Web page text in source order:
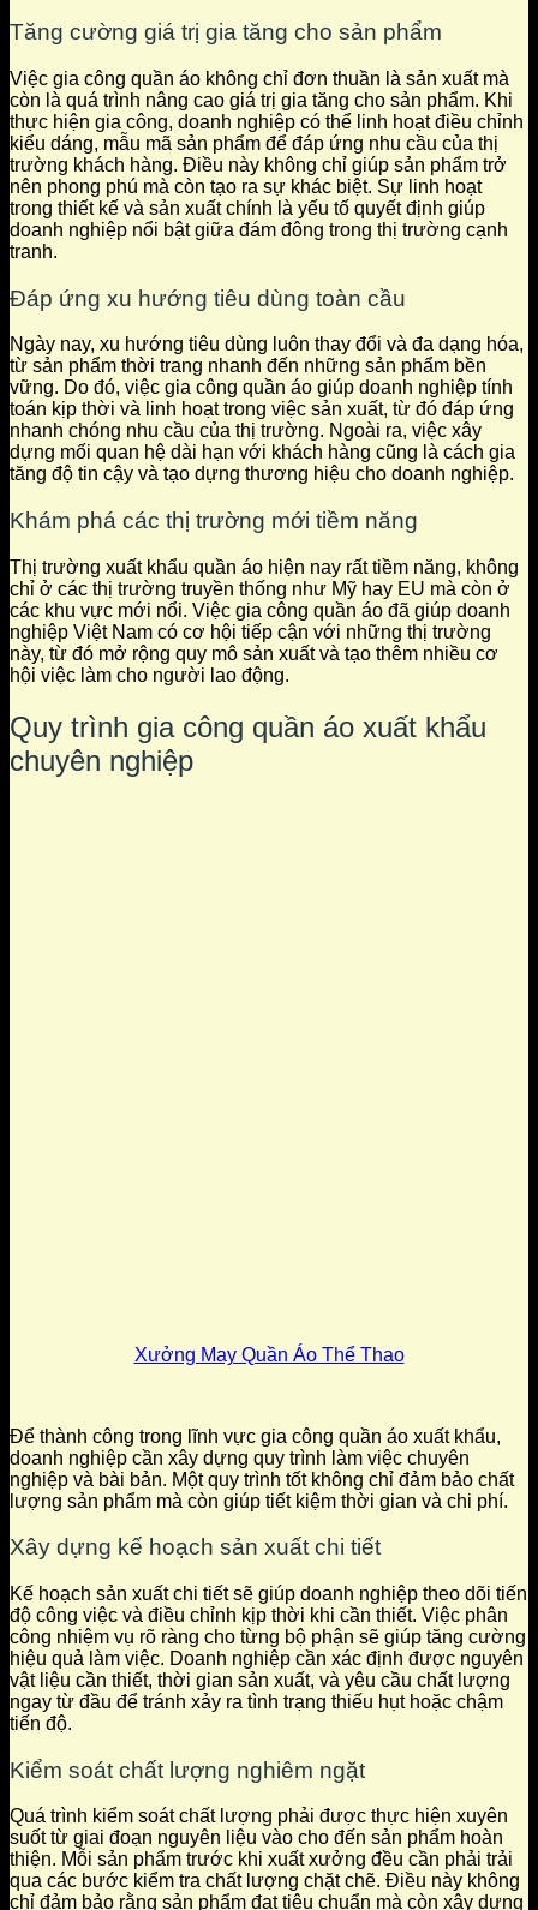
Tăng cường giá trị gia tăng cho sản phẩm
Việc gia công quần áo không chỉ đơn thuần là sản xuất mà
còn là quá trình nâng cao giá trị gia tăng cho sản phẩm. Khi
thực hiện gia công, doanh nghiệp có thể linh hoạt điều chỉnh
kiểu dáng, mẫu mã sản phẩm để đáp ứng nhu cầu của thị
trường khách hàng. Điều này không chỉ giúp sản phẩm trở
nên phong phú mà còn tạo ra sự khác biệt. Sự linh hoạt
trong thiết kế và sản xuất chính là yếu tố quyết định giúp
doanh nghiệp nổi bật giữa đám đông trong thị trường cạnh
tranh.
Đáp ứng xu hướng tiêu dùng toàn cầu
Ngày nay, xu hướng tiêu dùng luôn thay đổi và đa dạng hóa,
từ sản phẩm thời trang nhanh đến những sản phẩm bền
vững. Do đó, việc gia công quần áo giúp doanh nghiệp tính
toán kịp thời và linh hoạt trong việc sản xuất, từ đó đáp ứng
nhanh chóng nhu cầu của thị trường. Ngoài ra, việc xây
dựng mối quan hệ dài hạn với khách hàng cũng là cách gia
tăng độ tin cậy và tạo dựng thương hiệu cho doanh nghiệp.
Khám phá các thị trường mới tiềm năng
Thị trường xuất khẩu quần áo hiện nay rất tiềm năng, không
chỉ ở các thị trường truyền thống như Mỹ hay EU mà còn ở
các khu vực mới nổi. Việc gia công quần áo đã giúp doanh
nghiệp Việt Nam có cơ hội tiếp cận với những thị trường
này, từ đó mở rộng quy mô sản xuất và tạo thêm nhiều cơ
hội việc làm cho người lao động.
Quy trình gia công quần áo xuất khẩu
chuyên nghiệp
Xưởng May Quần Áo Thể Thao
Để thành công trong lĩnh vực gia công quần áo xuất khẩu,
doanh nghiệp cần xây dựng quy trình làm việc chuyên
nghiệp và bài bản. Một quy trình tốt không chỉ đảm bảo chất
lượng sản phẩm mà còn giúp tiết kiệm thời gian và chi phí.
Xây dựng kế hoạch sản xuất chi tiết
Kế hoạch sản xuất chi tiết sẽ giúp doanh nghiệp theo dõi tiến
độ công việc và điều chỉnh kịp thời khi cần thiết. Việc phân
công nhiệm vụ rõ ràng cho từng bộ phận sẽ giúp tăng cường
hiệu quả làm việc. Doanh nghiệp cần xác định được nguyên
vật liệu cần thiết, thời gian sản xuất, và yêu cầu chất lượng
ngay từ đầu để tránh xảy ra tình trạng thiếu hụt hoặc chậm
tiến độ.
Kiểm soát chất lượng nghiêm ngặt
Quá trình kiểm soát chất lượng phải được thực hiện xuyên
suốt từ giai đoạn nguyên liệu vào cho đến sản phẩm hoàn
thiện. Mỗi sản phẩm trước khi xuất xưởng đều cần phải trải
qua các bước kiểm tra chất lượng chặt chẽ. Điều này không
chỉ đảm bảo rằng sản phẩm đạt tiêu chuẩn mà còn xây dựng